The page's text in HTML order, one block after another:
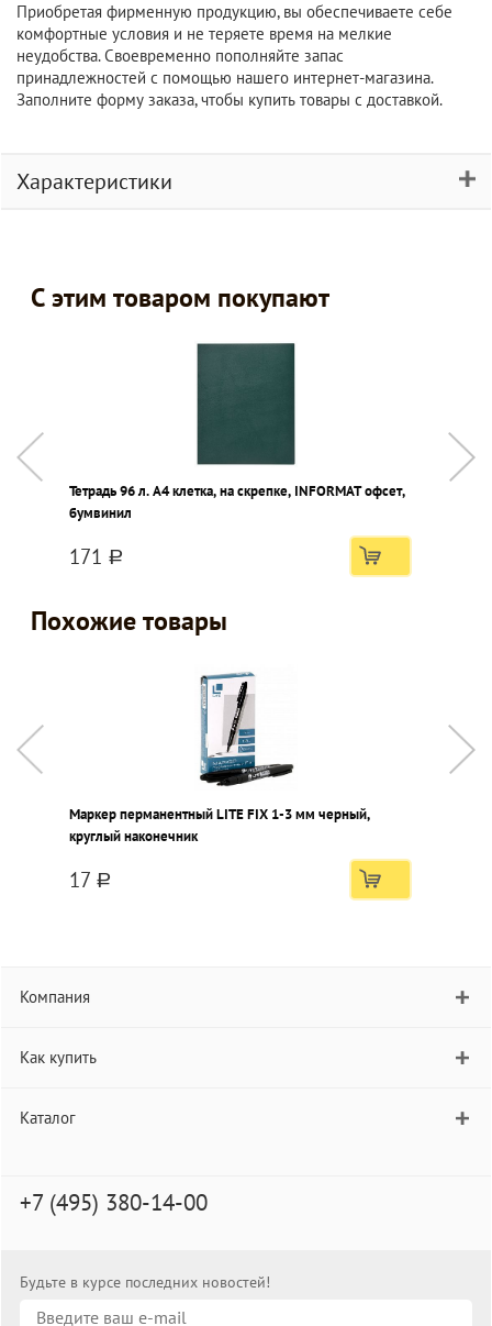
Приобретая фирменную продукцию, вы обеспечиваете себе
комфортные условия и не теряете время на мелкие
неудобства. Своевременно пополняйте запас
принадлежностей с помощью нашего интернет-магазина.
Заполните форму заказа, чтобы купить товары с доставкой.
Характеристики
С этим товаром покупают
Тетрадь 96 л. А4 клетка, на скрепке, INFORMAT офсет,
бумвинил
171 a
Похожие товары
Маркер перманентный LITE FIX 1-3 мм черный,
круглый наконечник
17 a
Компания
Как купить
Каталог
+7 (495) 380-14-00
Будьте в курсе последних новостей!